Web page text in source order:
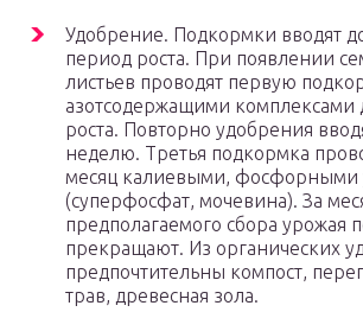
Удобрение. Подкормки вводят
период роста. При появлении
листьев проводят первую
азотсодержащими комплексами
роста. Повторно удобрения
неделю. Третья подкормка
месяц калиевыми, фосфорными
(суперфосфат, мочевина). За
предполагаемого сбора урожая
прекращают. Из органических
предпочтительны компост,
трав, древесная зола.